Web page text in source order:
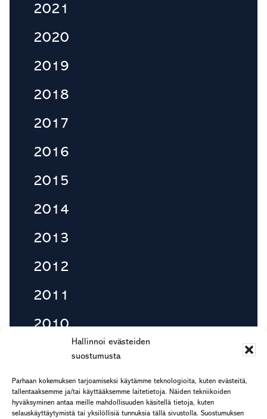
Hallinnoi evästeiden
suostumusta
Parhaan kokemuksen tarjoamiseksi käytämme teknologioita, kuten evästeitä,
tallentaaksemme ja/tai käyttääksemme laitetietoja. Näiden tekniikoiden
hyväksyminen antaa meille mahdollisuuden käsitellä tietoja, kuten
selauskäyttäytymistä tai yksilöllisiä tunnuksia tällä sivustolla. Suostumuksen
2021
2020
2019
2018
2017
2016
2015
2014
2013
2012
2011
2010
Footer
etu.suku@rapp.fi
puh. 044 7799 277